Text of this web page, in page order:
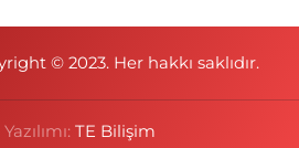
© 2023. Her hakkı saklıdır.
TE Bilişim